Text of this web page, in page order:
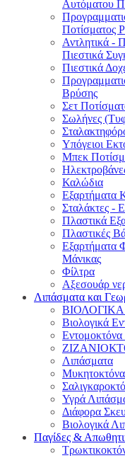
Αυτόματου
Ποτίσματος
Αντλητικά -
Πιεστικά
Πιεστικά
Βρύσης
Σετ
Σωλήνες
Υπόγειοι
Μπεκ
Καλώδια
Εξαρτήματα
Σταλάκτες -
Πλαστικά
Πλαστικές
Εξαρτήματα
Μάνικας
Φίλτρα
Αξεσουάρ
Λιπάσματα και
Βιολογικά
Λιπάσματα
Μυκητοκτόνα
Υγρά
Διάφορα
Βιολογικά
Παγίδες &